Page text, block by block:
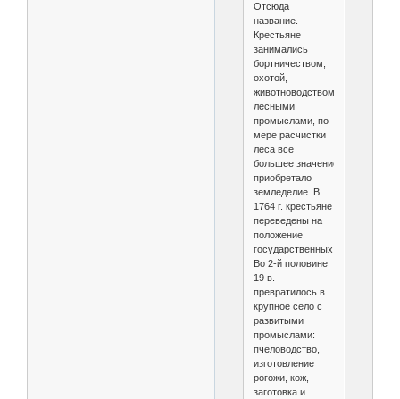
Отсюда
название.
Крестьяне
занимались
бортничеством,
охотой,
животноводством,
лесными
промыслами, по
мере расчистки
леса все
большее значение
приобретало
земледелие. В
1764 г. крестьяне
переведены на
положение
государственных.
Во 2-й половине
19 в.
превратилось в
крупное село с
развитыми
промыслами:
пчеловодство,
изготовление
рогожи, кож,
заготовка и